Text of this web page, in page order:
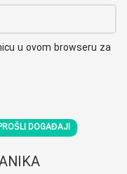
u ovom browseru za
DOGAĐAJI